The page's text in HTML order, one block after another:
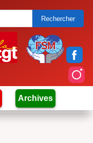
Archives